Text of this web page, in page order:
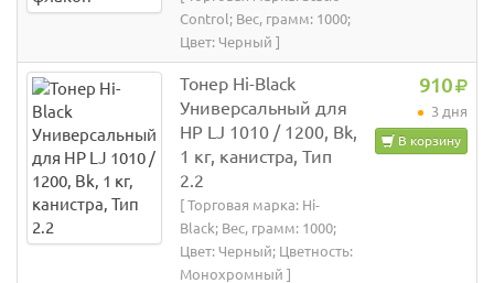
Control; Вес, грамм: 1000;
Цвет: Черный ]
Тонер Hi-Black
Универсальный для
HP LJ 1010 / 1200, Bk,
1 кг, канистра, Тип
2.2
[ Торговая марка: Hi-
Black; Вес, грамм: 1000;
Цвет: Черный; Цветность:
Монохромный ]
910
3 дня
В корзину